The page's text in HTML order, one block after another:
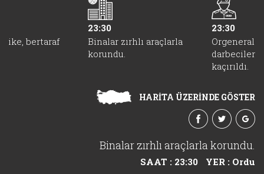
bertaraf
23:30
Binalar zırhlı araçlarla
korundu.
23:30
Orgeneral
darbeciler
kaçırıldı.
HARİTA ÜZERİNDE GÖSTER
Binalar zırhlı araçlarla korundu.
SAAT : 23:30
YER : Ordu